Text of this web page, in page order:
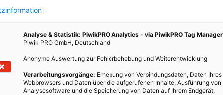
fließenden Wienerwaldbäche wie den Ottakringer- und
ohne das Wien sich nicht zur Weltstadt entwickelt
Tafeln zeigt ein interdisziplinäres Team, wie sich die
Regulierungen entwickelt und auf das Leben in Wien
Analyse & Statistik: PiwikPRO Analytics - via PiwikPRO Tag Manager
Piwik PRO GmbH, Deutschland
Anonyme Auswertung zur Fehlerbehebung und Weiterentwicklung
Verarbeitungsvorgänge: Erhebung von Verbindungsdaten, Daten Ihres
Webbrowsers und Daten über die aufgerufenen Inhalte; Ausführung von
Analysesoftware und die Speicherung von Daten auf Ihrem Endgerät;